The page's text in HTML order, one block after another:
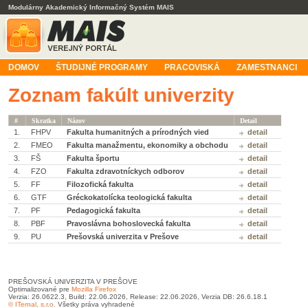
Modulárny Akademický Informačný Systém MAIS
DOMOV ŠTUDIJNÉ PROGRAMY PRACOVISKÁ ZAMESTNANCI
Zoznam fakúlt univerzity
# Skratka Názov Detail
1. FHPV Fakulta humanitných a prírodných vied
detail
2.
FMEO Fakulta manažmentu, ekonomiky a obchodu
detail
3.
FŠ Fakulta športu
detail
4.
FZO Fakulta zdravotníckych odborov
detail
5.
FF Filozofická fakulta
detail
6.
GTF Gréckokatolícka teologická fakulta
detail
7.
PF Pedagogická fakulta
detail
8.
PBF Pravoslávna bohoslovecká fakulta
detail
9.
PU Prešovská univerzita v Prešove detail
PREŠOVSKÁ UNIVERZITA V PREŠOVE
Optimalizované pre Mozilla Firefox
Verzia: 26.0622.3, Build: 22.06.2026, Release: 22.06.2026, Verzia DB: 26.6.18.1
© ITernal, s.r.o. Všetky práva vyhradené